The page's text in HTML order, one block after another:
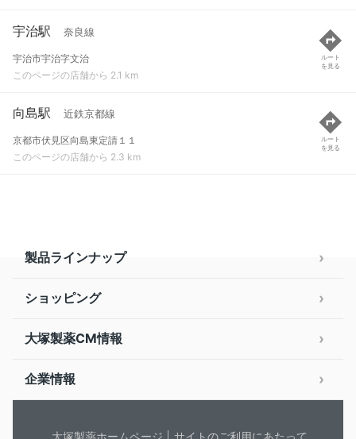
宇治駅 奈良線
宇治市宇治字文治
このページの店舗から 2.1 km
ルート
を見る
向島駅 近鉄京都線
京都市伏見区向島東定請１１
このページの店舗から 2.3 km
ルート
を見る
製品ラインナップ
ショッピング
大塚製薬CM情報
企業情報